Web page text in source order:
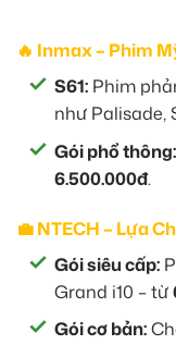
🔥 Inmax – Phim
S61: Phim
như Palisade,
Gói phổ thông:
6.500.000đ.
💼 NTECH – Lựa
Gói siêu cấp:
Grand i10 – từ
Gói cơ bản: